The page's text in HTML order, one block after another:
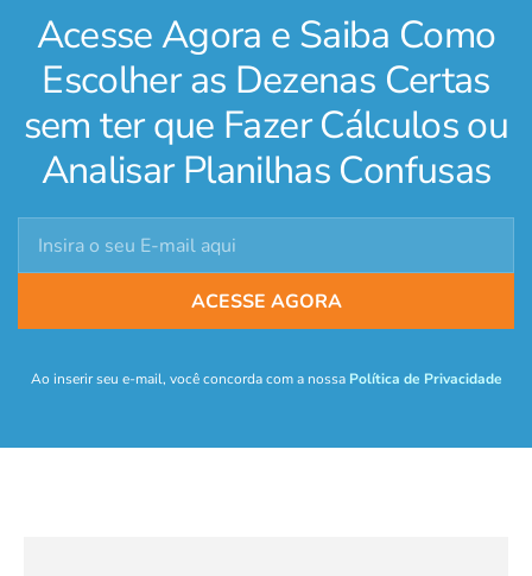
Acesse Agora e Saiba Como
Escolher as Dezenas Certas
sem ter que Fazer Cálculos ou
Analisar Planilhas Confusas
ACESSE AGORA
Ao inserir seu e-mail, você concorda com a nossa Política de Privacidade